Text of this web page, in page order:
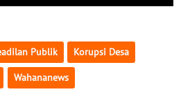
Publik Korupsi Desa
Wahananews